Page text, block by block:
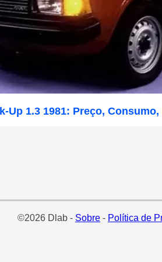
Up 1.3 1981: Preço,
©2026 Dlab - Sobre- Política de